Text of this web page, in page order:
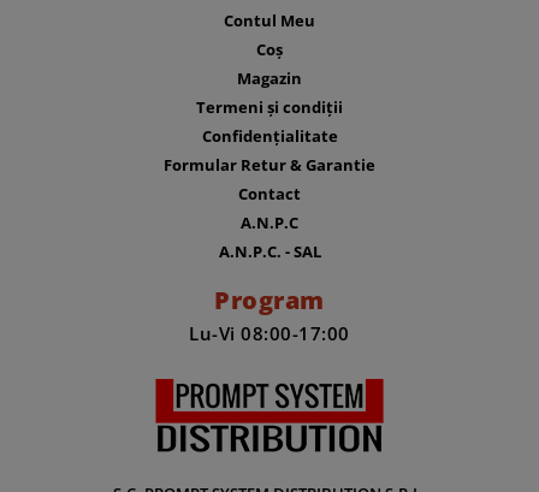
Contul Meu
Coș
Magazin
Termeni și condiții
Confidențialitate
Formular Retur & Garantie
Contact
A.N.P.C
A.N.P.C. - SAL
Program
Lu-Vi 08:00-17:00